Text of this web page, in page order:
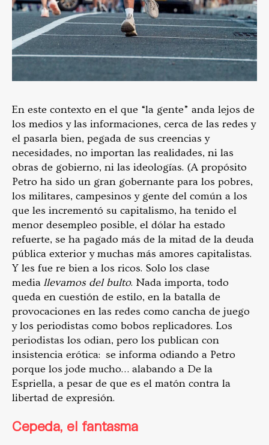
En este contexto en el que “la gente” anda lejos de
los medios y las informaciones, cerca de las redes y
el pasarla bien, pegada de sus creencias y
necesidades, no importan las realidades, ni las
obras de gobierno, ni las ideologías. (A propósito
Petro ha sido un gran gobernante para los pobres,
los militares, campesinos y gente del común a los
que les incrementó su capitalismo, ha tenido el
menor desempleo posible, el dólar ha estado
refuerte, se ha pagado más de la mitad de la deuda
pública exterior y muchas más amores capitalistas.
Y les fue re bien a los ricos. Solo los clase
mediallevamos del bulto. Nada importa, todo
queda en cuestión de estilo, en la batalla de
provocaciones en las redes como cancha de juego
y los periodistas como bobos replicadores. Los
periodistas los odian, pero los publican con
insistencia erótica: se informa odiando a Petro
porque los jode mucho… alabando a De la
Espriella, a pesar de que es el matón contra la
libertad de expresión.
Cepeda, el fantasma